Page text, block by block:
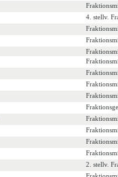
4. stellv.
2. stellv.